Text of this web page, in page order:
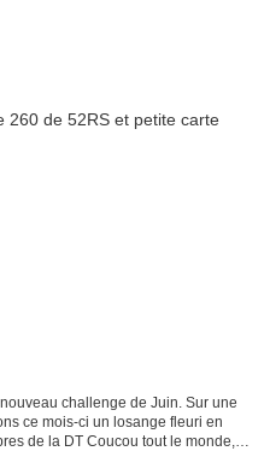
challenge de Juin. Sur une
ce mois-ci un losange fleuri en
de la DT Coucou tout le monde,